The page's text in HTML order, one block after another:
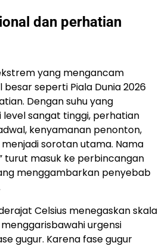
dan perhatian
yang mengancam
seperti Piala Dunia 2026
Dengan suhu yang
sangat tinggi, perhatian
kenyamanan penonton,
sorotan utama. Nama
turut masuk ke perbincangan
menggambarkan penyebab
Celsius menegaskan skala
urgensi
gugur. Karena fase gugur